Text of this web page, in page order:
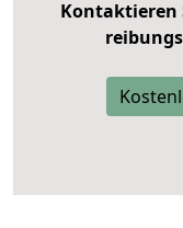
Kontaktieren